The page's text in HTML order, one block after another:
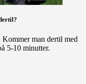
man dertil med
5-10 minutter.